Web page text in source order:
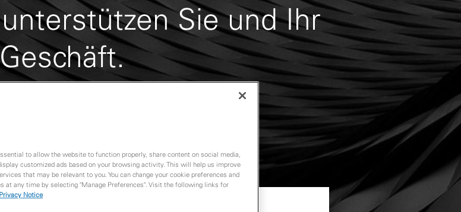
Sie und Ihr
to allow the website to function properly, share content on social media,
customized ads based on your browsing activity. This will help us improve
that may be relevant to you. You can change your cookie preferences and
at any time by selecting "Manage Preferences". Visit the following links for
Privacy Notice